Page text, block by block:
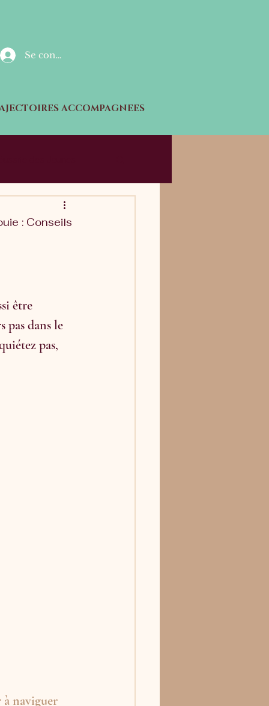
Se connecter
ACCOMPAGNEES
: Conseils
être
pas dans le
pas,
à naviguer